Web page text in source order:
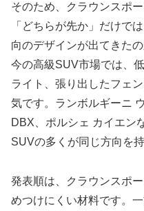
そのため、クラウンスポ
「どちらが先か」だけで
向のデザインが出てきた
今の高級SUV市場では、
ライト、張り出したフェ
気です。ランボルギーニ
DBX、ポルシェ カイエン
SUVの多くが同じ方向を
発表順は、クラウンスポ
めつけにくい材料です。